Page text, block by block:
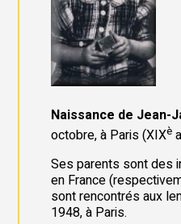
Naissance de Jean-
octobre, à Paris (XIXè
Ses parents sont des
en France
sont rencontrés aux
1948, à Paris.